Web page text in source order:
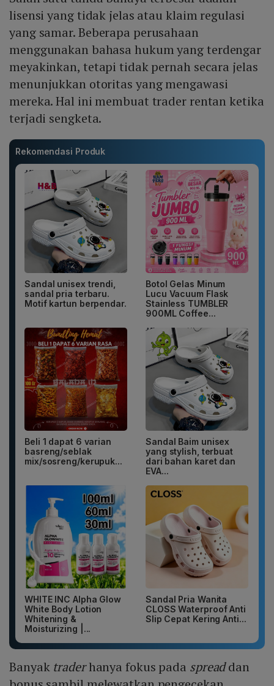
lisensi yang tidak jelas atau klaim regulasi
yang samar. Beberapa perusahaan
menggunakan bahasa hukum yang terdengar
meyakinkan, tetapi tidak pernah secara jelas
menunjukkan otoritas yang mengawasi
mereka. Hal ini membuat trader rentan ketika
terjadi sengketa.
Rekomendasi Produk
Sandal unisex trendi,
sandal pria terbaru.
Motif kartun berpendar.
Botol Gelas Minum
Lucu Vacuum Flask
Stainless TUMBLER
900ML Coffee...
Beli 1 dapat 6 varian
basreng/seblak
mix/sosreng/kerupuk...
Sandal Baim unisex
yang stylish, terbuat
dari bahan karet dan
EVA...
WHITE INC Alpha Glow
White Body Lotion
Whitening &
Moisturizing |...
Sandal Pria Wanita
CLOSS Waterproof Anti
Slip Cepat Kering Anti...
Banyak traderhanya fokus pada spreaddan